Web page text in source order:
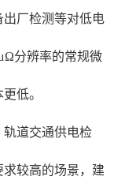
厂检测等对低电
分辨率的常规微
低。
轨道交通供电检
较高的场景，建